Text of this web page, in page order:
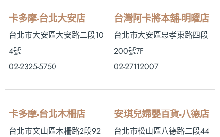
卡多摩-台北大安店
台北市大安區大安路二段10
4號
02-2325-5750
台灣阿卡將本舖-明曜店
台北市大安區忠孝東路四段
200號7F
02-27112007
卡多摩-台北木柵店
台北市文山區木柵路2段92
安琪兒婦嬰百貨-八德店
台北市松山區八德路二段44